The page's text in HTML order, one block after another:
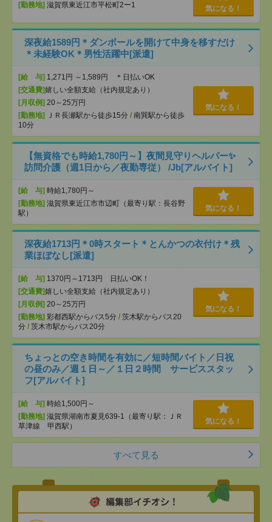
[勤務地] 滋賀県東近江市平松町2ー1 気になる！
深夜給1589円＊ダンボールを開けて中身を移すだけ
＊未経験OK＊男性活躍中[派遣]
[給 与] 1,271円 ～1,589円 ＊日払いOK
[交通費]嬉しい全額支給（社内規定あり）
[月収例] 20～25万円
[勤務地]
ＪＲ長瀬駅から徒歩15分 / 南巽駅から徒歩
10分
気になる！
【無資格でも時給1,780円～】夜間見守りヘルパー✨
訪問介護（週1日から／夜勤専従） /Jb[アルバイト]
[給 与] 時給1,780円～
[勤務地] 滋賀県東近江市市辺町（最寄り駅：長谷野
駅）
気になる！
深夜給1713円＊0時スタート＊とんかつの衣付け＊残
業ほぼなし[派遣]
[給 与] 1370円～1713円 日払いOK！
[交通費]嬉しい全額支給（社内規定あり）
[月収例] 20～25万円
[勤務地] 彩都西駅からバス5分 / 茨木駅からバス20
分 / 茨木市駅からバス20分
気になる！
ちょっとの空き時間を有効に／短時間バイト／日祝
の昼のみ／週１日～／１日２時間 サービススタッ
フ[アルバイト]
[給 与] 時給1,500円～
[勤務地] 滋賀県湖南市夏見639-1（最寄り駅：ＪＲ
草津線 甲西駅）
気になる！
すべて見る